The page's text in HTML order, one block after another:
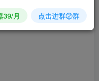
39/月 点击进群②群